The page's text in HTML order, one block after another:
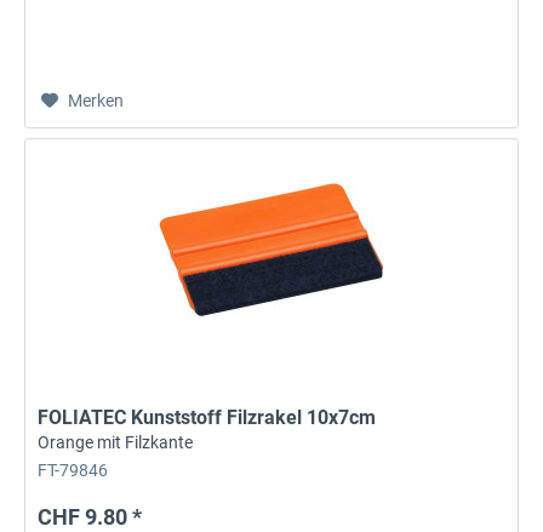
Merken
FOLIATEC Kunststoff Filzrakel 10x7cm
Orange mit Filzkante
FT-79846
CHF 9.80 *